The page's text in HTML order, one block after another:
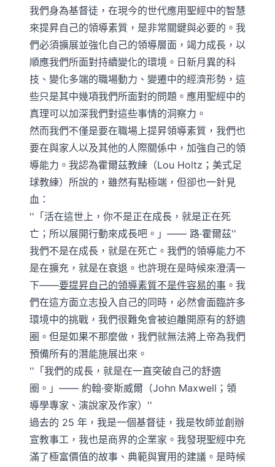
我們身為基督徒，在現今的世代應用聖經中的智慧
來提昇自己的領導素質，是非常關鍵與必要的。我
們必須擴展並強化自己的領導層面，竭力成長，以
順應我們所面對持續變化的環境。日新月異的科
技、變化多端的職場動力、變遷中的經濟形勢，這
些只是其中幾項我們所面對的問題。應用聖經中的
真理可以加深我們對這些事情的洞察力。
然而我們不僅是要在職場上提昇領導素質，我們也
要在與家人以及其他的人際關係中，加強自己的領
導能力。我認為霍爾茲教練（Lou Holtz；美式足
球教練）所說的，雖然有點極端，但卻也一針見
血：
「活在這世上，你不是正在成長，就是正在死
亡；所以展開行動來成長吧。」—— 路·霍爾茲
我們不是在成長，就是在死亡。我們的領導能力不
是在擴充，就是在衰退。也許現在是時候來澄清一
下——要提昇自己的領導素質不是件容易的事 。我
們在這方面立志投入自己的同時，必然會面臨許多
環境中的挑戰，我們很難免會被迫離開原有的舒適
圈。但是如果不那麼做，我們就無法將上帝為我們
預備所有的潛能施展出來。
「我們的成長，就是在一直突破自己的舒適
圈。」—— 約翰·麥斯威爾（John Maxwell；領
導學專家、演說家及作家）
過去的 25 年，我是一個基督徒，我是牧師並創辦
宣教事工，我也是商界的企業家。我發現聖經中充
滿了極富價值的故事、典範與實用的建議。是時候